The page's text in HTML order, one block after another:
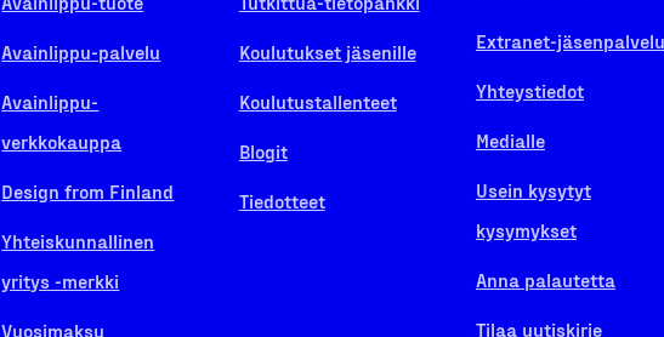
Avainlippu-palvelu
Avainlippu-
verkkokauppa
Design from Finland
Yhteiskunnallinen
yritys -merkki
Vuosimaksu
Koulutukset jäsenille
Koulutustallenteet
Blogit
Tiedotteet
Extranet-jäsenpalvelu
Yhteystiedot
Medialle
Usein kysytyt
kysymykset
Anna palautetta
Tilaa uutiskirje